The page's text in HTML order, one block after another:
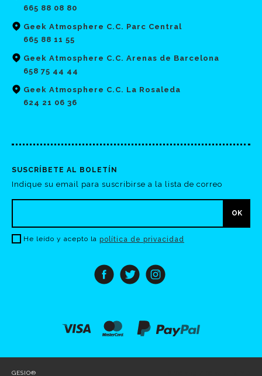
665 88 08 80
Geek Atmosphere C.C. Parc Central
665 88 11 55
Geek Atmosphere C.C. Arenas de Barcelona
658 75 44 44
Geek Atmosphere C.C. La Rosaleda
624 21 06 36
SUSCRÍBETE AL BOLETÍN
Indique su email para suscribirse a la lista de correo
He leído y acepto la política de privacidad
GESIO®